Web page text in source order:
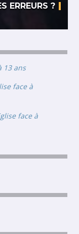
ERREURS ?
13 ans
face à
face à